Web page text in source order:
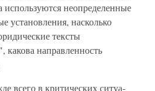
используются неопределенные
установления, насколько
тексты
направленность
всего в критических ситуа­